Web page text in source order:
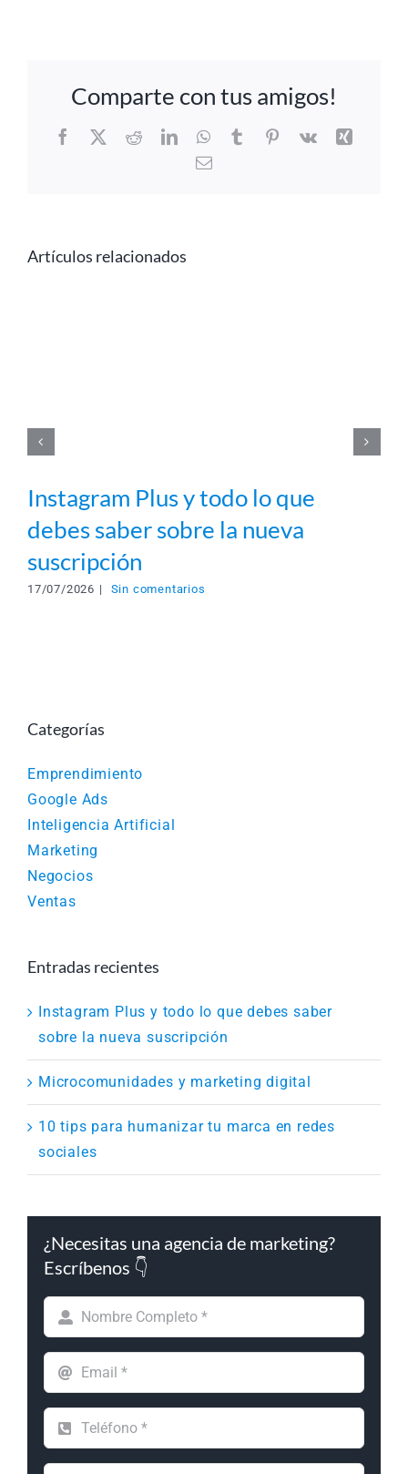
Comparte con tus amigos!
FacebookRedditLinkedInWhatsApp
TumblrPinterest
Vk
Xing
Correo
Artículos relacionados
Instagram Plus y todo lo que
debes saber sobre la nueva
suscripción
17/07/2026 | Sin comentarios
Categorías
Emprendimiento
Google Ads
Inteligencia Artificial
Marketing
Negocios
Ventas
Entradas recientes
Instagram Plus y todo lo que debes saber
sobre la nueva suscripción
Microcomunidades y marketing digital
10 tips para humanizar tu marca en redes
sociales
¿Necesitas una agencia de marketing?
Escríbenos 👇